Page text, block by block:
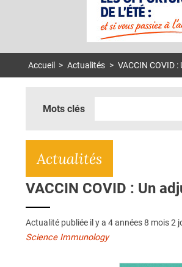
Accueil > Actualités > VACCIN COVID
Mots clés
Actualités
VACCIN COVID : Un
Actualité publiée il y a 4 années 8 mois 2
Science Immunology